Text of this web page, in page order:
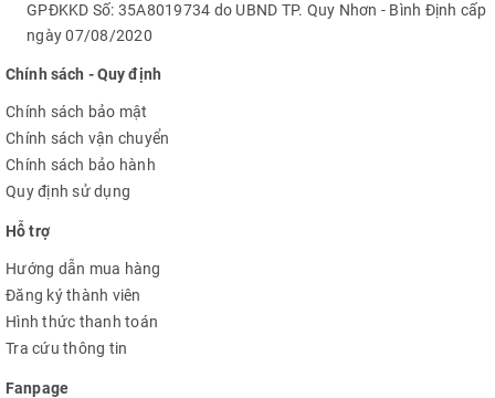
GPĐKKD Số: 35A8019734 do UBND TP. Quy Nhơn - Bình Định cấp
ngày 07/08/2020
Chính sách - Quy định
Chính sách bảo mật
Chính sách vận chuyển
Chính sách bảo hành
Quy định sử dụng
Hỗ trợ
Hướng dẫn mua hàng
Đăng ký thành viên
Hình thức thanh toán
Tra cứu thông tin
Fanpage